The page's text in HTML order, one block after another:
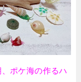
ポケ海の作るハ